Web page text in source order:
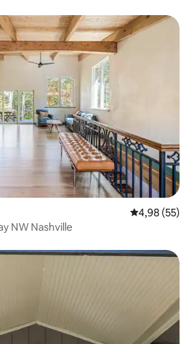
Wybór gości
Średnia
4,98 (55)
NW Nashville
Wybór gości